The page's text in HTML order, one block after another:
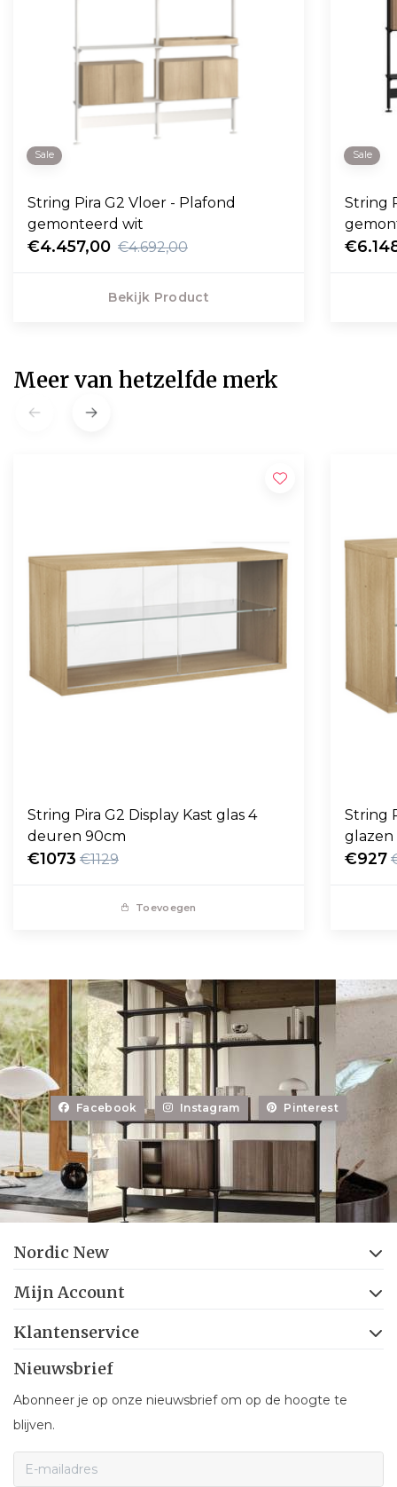
Sale
String Pira G2 Vloer - Plafond
gemonteerd wit
€4.457,00 €4.692,00
Bekijk Product
Sale
String
Meer van hetzelfde merk
String Pira G2 Display Kast glas 4
deuren 90cm
€1073 €1129
Toevoegen
String Pira G2
€927
Facebook Instagram Pinterest
Nordic New
Mijn Account
Klantenservice
Nieuwsbrief
Abonneer je op onze nieuwsbrief om op de hoogte te
blijven.